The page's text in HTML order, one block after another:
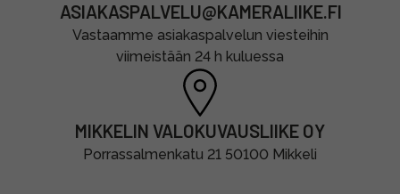
ASIAKASPALVELU@KAMERALIIKE.FI
Vastaamme asiakaspalvelun viesteihin
viimeistään 24 h kuluessa
MIKKELIN VALOKUVAUSLIIKE OY
Porrassalmenkatu 21 50100 Mikkeli